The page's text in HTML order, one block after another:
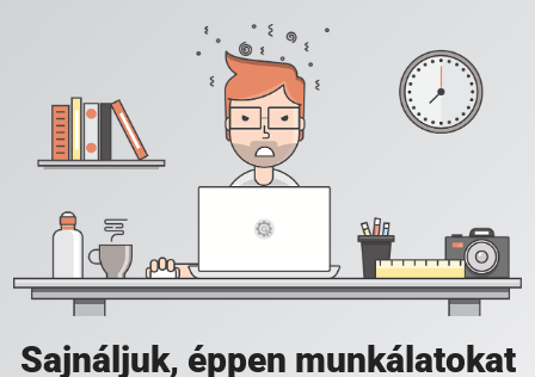
Sajnáljuk, éppen munkálatokat